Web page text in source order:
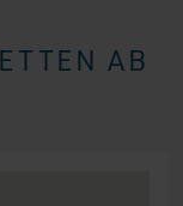
AB